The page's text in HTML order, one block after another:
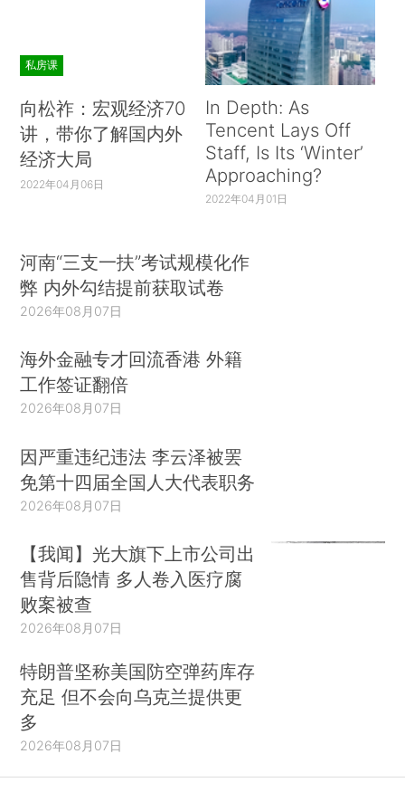
私房课
向松祚：宏观经济70
讲，带你了解国内外
经济大局
2022年04月06日
In Depth: As
Tencent Lays Off
Staff, Is Its ‘Winter’
Approaching?
2022年04月01日
河南“三支一扶”考试规模化作
弊 内外勾结提前获取试卷
2026年08月07日
海外金融专才回流香港 外籍
工作签证翻倍
2026年08月07日
因严重违纪违法 李云泽被罢
免第十四届全国人大代表职务
2026年08月07日
【我闻】光大旗下上市公司出
售背后隐情 多人卷入医疗腐
败案被查
2026年08月07日
特朗普坚称美国防空弹药库存
充足 但不会向乌克兰提供更
多
2026年08月07日